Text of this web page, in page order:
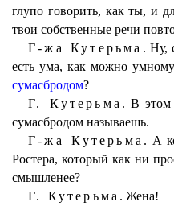
глупо говорить, как ты, и
твои собственные речи
Г-жа Кутерьма. Ну,
есть ума, как можно
сумасбродом?
Г. Кутерьма. В этом
сумасбродом называешь.
Г-жа Кутерьма. А
Ростера, который как ни
смышленее?
Г. Кутерьма. Жена!